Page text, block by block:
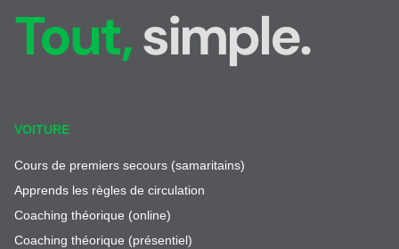
Tout,simple.
VOITURE
Cours de premiers secours (samaritains)
Apprends les règles de circulation
Coaching théorique (online)
Coaching théorique (présentiel)